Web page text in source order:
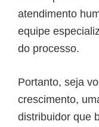
atendimento
equipe
do processo.
Portanto, seja
crescimento,
distribuidor que